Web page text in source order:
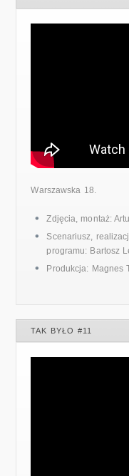
Warszawska 18.
Zdjęcia, montaż:
Scenariusz,
programu: Bartosz
Produkcja: Magnes
TAK BYŁO #11